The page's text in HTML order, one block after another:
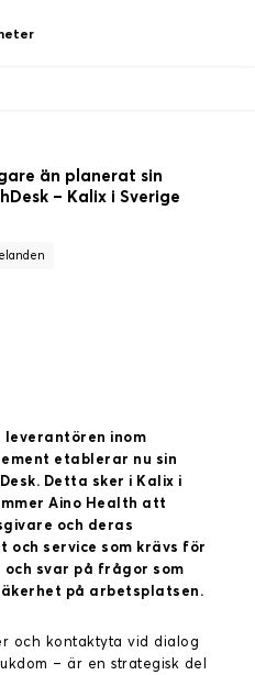
än planerat sin
– Kalix i Sverige
leverantören inom
etablerar nu sin
Detta sker i Kalix i
Aino Health att
och deras
service som krävs för
svar på frågor som
på arbetsplatsen.
och kontaktyta vid dialog
– är en strategisk del